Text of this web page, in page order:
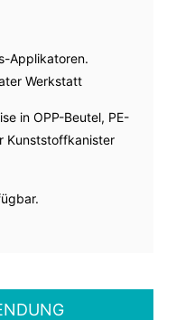
Applikatoren.
Werkstatt
in OPP-Beutel, PE-
Kunststoffkanister